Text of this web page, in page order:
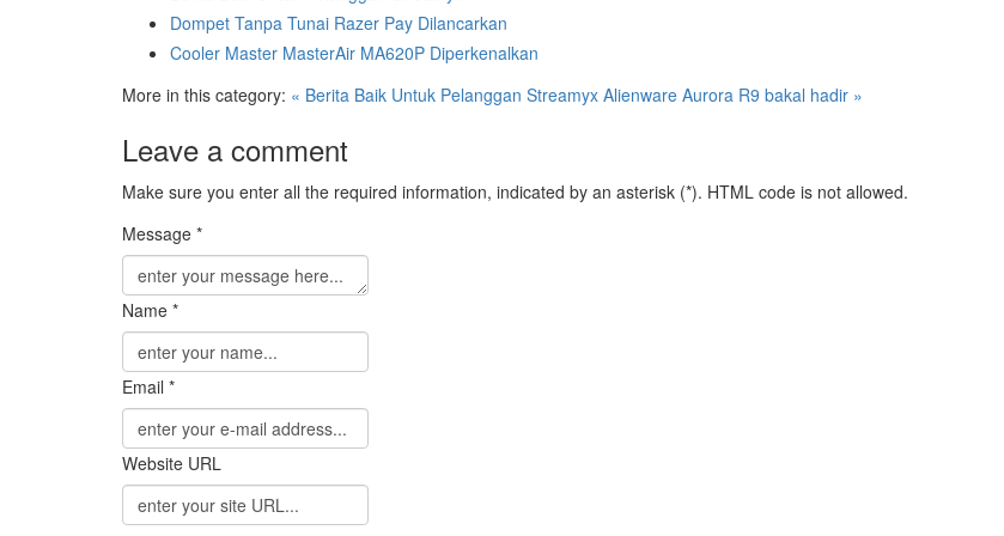
Dompet Tanpa Tunai Razer Pay Dilancarkan
Cooler Master MasterAir MA620P Diperkenalkan
More in this category: « Berita Baik Untuk Pelanggan Streamyx Alienware Aurora R9 bakal hadir »
Leave a comment
Make sure you enter all the required information, indicated by an asterisk (*). HTML code is not allowed.
Message *
Name *
Email *
Website URL